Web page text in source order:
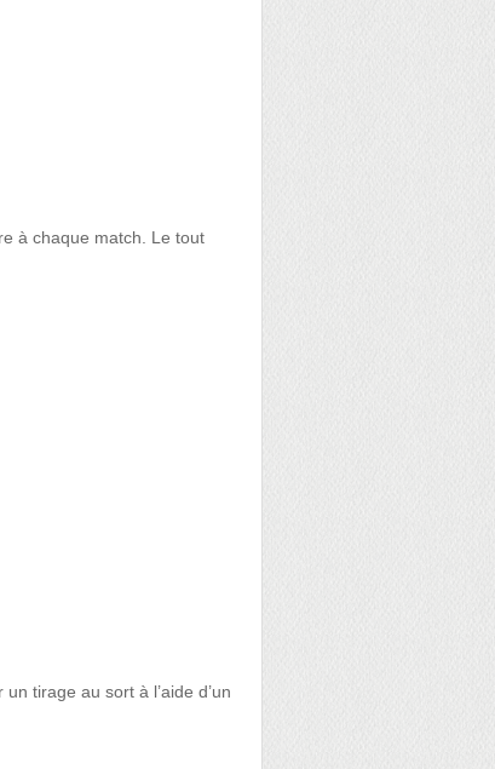
à chaque match. Le tout
tirage au sort à l’aide d’un